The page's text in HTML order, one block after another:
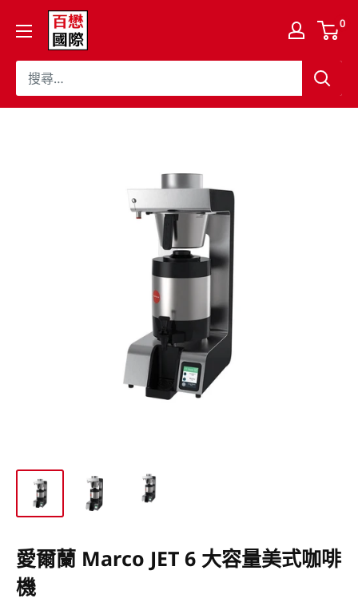
百
懋
國
際
股
0
愛爾蘭 Marco JET 6 大容量美式咖啡
機